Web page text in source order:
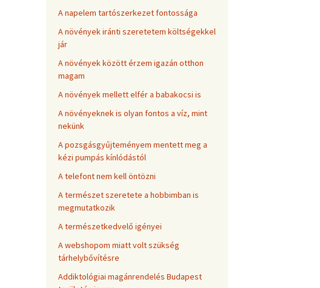
A napelem tartószerkezet fontossága
A növények iránti szeretetem költségekkel
jár
A növények között érzem igazán otthon
magam
A növények mellett elfér a babakocsi is
A növényeknek is olyan fontos a víz, mint
nekünk
A pozsgásgyűjteményem mentett meg a
kézi pumpás kínlódástól
A telefont nem kell öntözni
A természet szeretete a hobbimban is
megmutatkozik
A természetkedvelő igényei
A webshopom miatt volt szükség
tárhelybővítésre
Addiktológiai magánrendelés Budapest